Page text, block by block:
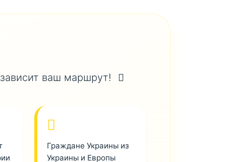
ваш маршрут!
Граждане Украины из
Украины и Европы